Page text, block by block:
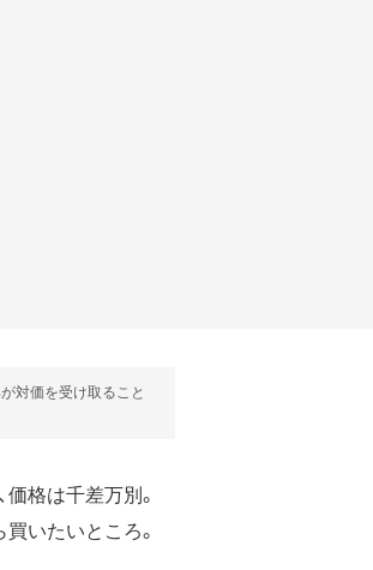
対価を受け取ること
格は千差万別。
いたいところ。